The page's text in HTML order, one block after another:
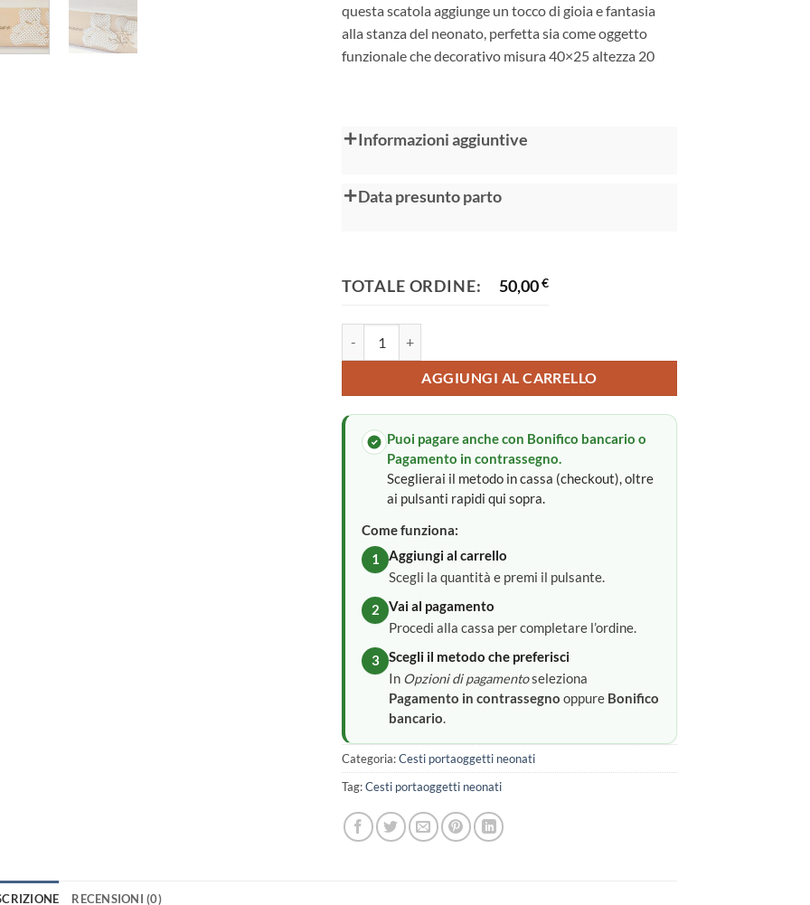
questa scatola aggiunge un tocco di gioia e fantasia
alla stanza del neonato, perfetta sia come oggetto
funzionale che decorativo misura 40×25 altezza 20
Informazioni aggiuntive
Data presunto parto
TOTALE ORDINE: 50,00€
AGGIUNGI AL CARRELLO
Alternative:
Puoi pagare anche con Bonifico bancario o
Pagamento in contrassegno.
Sceglierai il metodo in cassa (checkout), oltre
ai pulsanti rapidi qui sopra.
Come funziona:
1
Aggiungi al carrello
Scegli la quantità e premi il pulsante.
2
Vai al pagamento
Procedi alla cassa per completare l’ordine.
3
Scegli il metodo che preferisci
In Opzioni di pagamentoseleziona
Pagamento in contrassegno oppure Bonifico
bancario.
Categoria:Cesti portaoggetti neonati
Tag:Cesti portaoggetti neonati
RECENSIONI (0)